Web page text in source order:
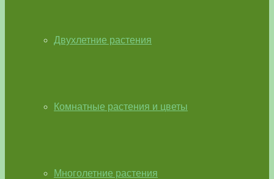
Двухлетние растения
Комнатные растения и цветы
Многолетние растения